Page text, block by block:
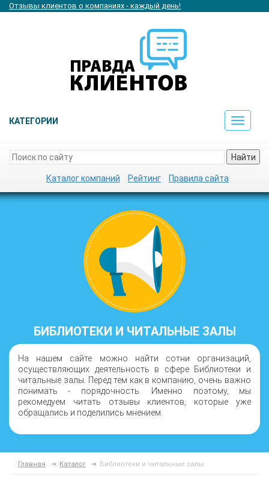
Отзывы клиентов о компаниях - каждый день!
КАТЕГОРИИ
Toggle
Найти
Каталог компаний Рейтинг Правила сайта
БИБЛИОТЕКИ И ЧИТАЛЬНЫЕ ЗАЛЫ
На нашем сайте можно найти сотни организаций,
осуществляющих деятельность в сфере Библиотеки и
читальные залы. Перед тем как в компанию, очень важно
понимать - порядочность. Именно поэтому, мы
рекомедуем читать отзывы клиентов, которые уже
обращались и поделились мнением.
Главная Каталог Библиотеки и читальные залы